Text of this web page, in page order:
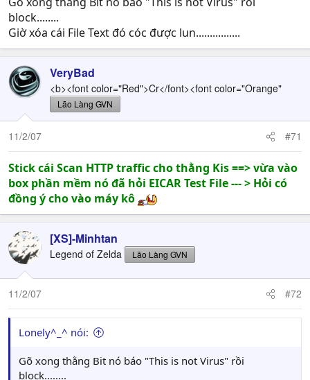
block........
Giờ xóa cái File Text đó cóc được lun................
VeryBad
<b><font color="Red">Cr</font><font color="Orange"
Lão Làng GVN
11/2/07 #71
Stick cái Scan HTTP traffic cho thằng Kis ==> vừa vào
box phần mềm nó đã hỏi EICAR Test File --- > Hỏi có
đồng ý cho vào máy kô
[XS]-Minhtan
Legend of Zelda Lão Làng GVN
11/2/07 #72
Lonely^_^ nói:
Gõ xong thằng Bit nó báo "This is not Virus" rồi
block........